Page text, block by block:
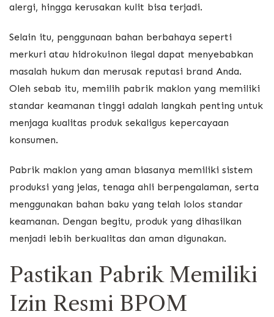
alergi, hingga kerusakan kulit bisa terjadi.
Selain itu, penggunaan bahan berbahaya seperti
merkuri atau hidrokuinon ilegal dapat menyebabkan
masalah hukum dan merusak reputasi brand Anda.
Oleh sebab itu, memilih pabrik maklon yang memiliki
standar keamanan tinggi adalah langkah penting untuk
menjaga kualitas produk sekaligus kepercayaan
konsumen.
Pabrik maklon yang aman biasanya memiliki sistem
produksi yang jelas, tenaga ahli berpengalaman, serta
menggunakan bahan baku yang telah lolos standar
keamanan. Dengan begitu, produk yang dihasilkan
menjadi lebih berkualitas dan aman digunakan.
Pastikan Pabrik Memiliki
Izin Resmi BPOM